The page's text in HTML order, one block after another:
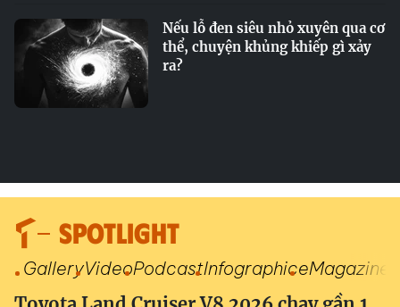
Nếu lỗ đen siêu nhỏ xuyên qua cơ
thể, chuyện khủng khiếp gì xảy
ra?
SPOTLIGHT
GalleryVideoPodcastInfographiceMagazine